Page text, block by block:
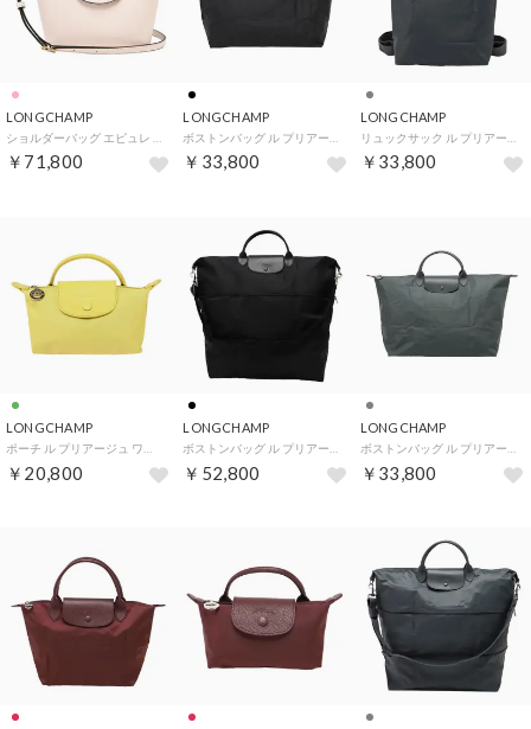
LONGCHAMP
￥71,800
LONGCHAMP
￥33,800
LONGCHAMP
￥33,800
LONGCHAMP
ポーチ ル プリアージュ ワン ハンドル付き ポーチ 34175 979 163 （リーム）
￥20,800
LONGCHAMP
ボストンバッグ ル プリアージュ ワン S 伸縮可能トラベルバッグ 1911 979 001 （ノワール）
￥52,800
LONGCHAMP
ボストンバッグ ル プリアージュ ワン L トラベルバッグ 1624 979 012 （アントラシート）
￥33,800